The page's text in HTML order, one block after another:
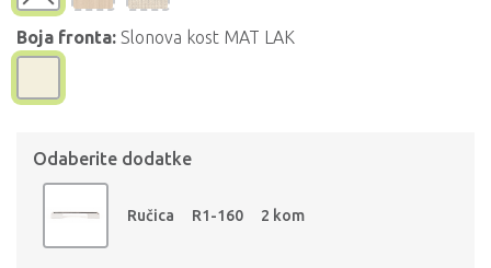
Boja fronta: Slonova kost MAT LAK
Odaberite dodatke
Ručica R1-160 2 kom